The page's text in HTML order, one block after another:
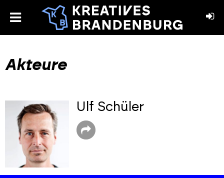
toggle
Akteure
Ulf Schüler